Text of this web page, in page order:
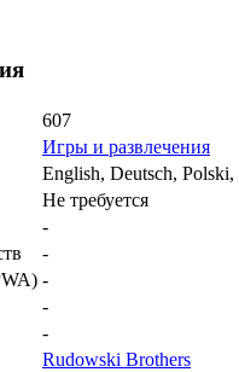
607
Игры и развлечения
English, Deutsch, Polski,
Не требуется
-
-
-
-
-
Rudowski Brothers